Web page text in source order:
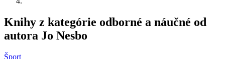
Knihy z kategórie odborné a náučné od
autora Jo Nesbo
Šport